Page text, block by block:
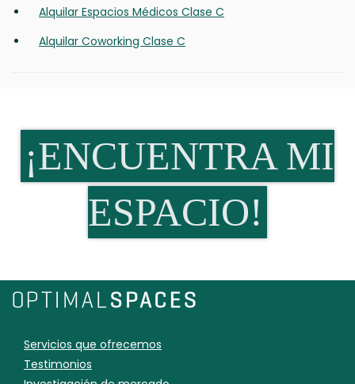
Alquilar Espacios Médicos Clase C
Alquilar Coworking Clase C
¡ENCUENTRA MI
ESPACIO!
Servicios que ofrecemos
Testimonios